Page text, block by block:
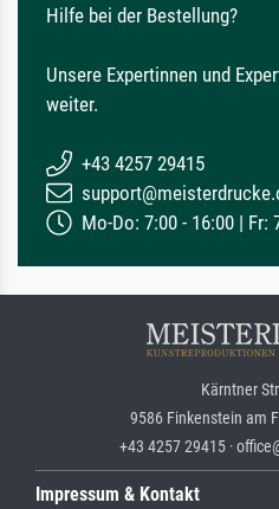
Hilfe bei der Bestellung?
Unsere Expertinnen und
weiter.
+43 4257 29415
Mo-Do: 7:00 - 16:00 | Fr:
Kärntner
9586 Finkenstein am
+43 4257 29415 ·
Impressum & Kontakt